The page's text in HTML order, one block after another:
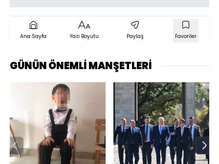
Ana Sayfa Yazı Boyutu Paylaş Favoriler
GÜNÜN ÖNEMLİ MANŞETLERİ